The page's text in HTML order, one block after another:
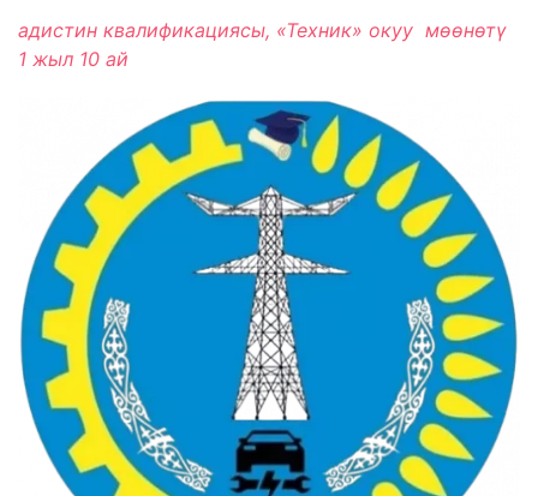
адистин квалификациясы, «Техник» окуу мѳѳнѳтү
1 жыл 10 ай